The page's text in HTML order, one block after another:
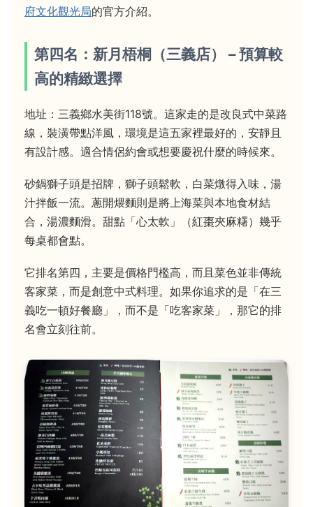
府文化觀光局的官方介紹。
第四名：新月梧桐（三義店） – 預算較
高的精緻選擇
地址：三義鄉水美街118號。這家走的是改良式中菜路
線，裝潢帶點洋風，環境是這五家裡最好的，安靜且
有設計感。適合情侶約會或想要慶祝什麼的時候來。
砂鍋獅子頭是招牌，獅子頭鬆軟，白菜燉得入味，湯
汁拌飯一流。蔥開煨麵則是將上海菜與本地食材結
合，湯濃麵滑。甜點「心太軟」（紅棗夾麻糬）幾乎
每桌都會點。
它排名第四，主要是價格門檻高，而且菜色並非傳統
客家菜，而是創意中式料理。如果你追求的是「在三
義吃一頓好餐廳」，而不是「吃客家菜」，那它的排
名會立刻往前。